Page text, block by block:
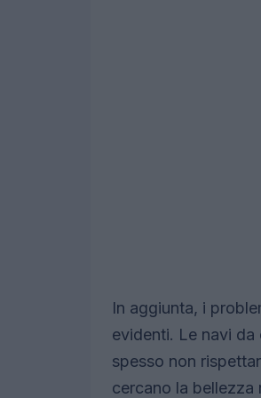
In aggiunta, i
evidenti. Le navi
spesso non
cercano la bellezza